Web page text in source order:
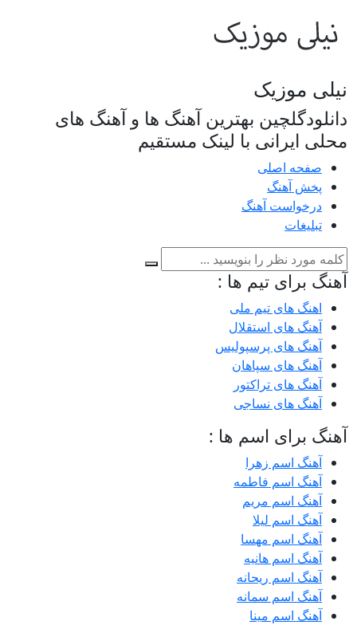
نیلی موزیک
دانلودگلچین بهترین آهنگ ها و آهنگ های
محلی ایرانی با لینک مستقیم
صفحه اصلی
پخش آهنگ
درخواست آهنگ
تبلیغات
آهنگ برای تیم ها :
اهنگ های تیم ملی
آهنگ های استقلال
آهنگ های پرسپولیس
آهنگ های سپاهان
آهنگ های تراکتور
آهنگ های نساجی
آهنگ برای اسم ها :
آهنگ اسم زهرا
آهنگ اسم فاطمه
آهنگ اسم مریم
آهنگ اسم لیلا
آهنگ اسم مهسا
آهنگ اسم هانیه
آهنگ اسم ریحانه
آهنگ اسم سمانه
آهنگ اسم مینا